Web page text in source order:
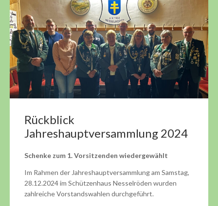
Rückblick
Jahreshauptversammlung 2024
Schenke zum 1. Vorsitzenden wiedergewählt
Im Rahmen der Jahreshauptversammlung am Samstag,
28.12.2024 im Schützenhaus Nesselröden wurden
zahlreiche Vorstandswahlen durchgeführt.